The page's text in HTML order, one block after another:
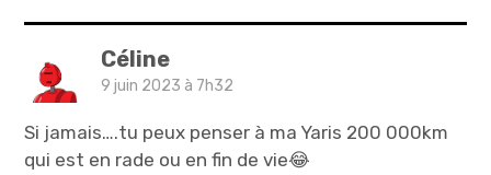
Céline
9 juin 2023 à 7h32
Si jamais….tu peux penser à ma Yaris 200 000km
qui est en rade ou en fin de vie😂